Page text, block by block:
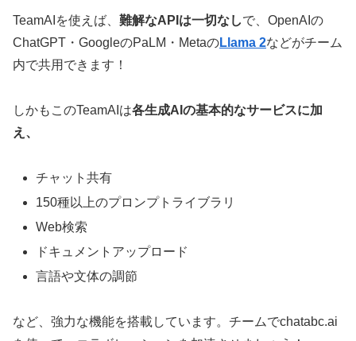
TeamAIを使えば、 難解なAPIは一切なしで、OpenAIの
ChatGPT・GoogleのPaLM・MetaのLlama 2などがチーム
内で共用できます！
しかもこのTeamAIは各生成AIの基本的なサービスに加
え、
チャット共有
150種以上のプロンプトライブラリ
Web検索
ドキュメントアップロード
言語や文体の調節
など、強力な機能を搭載しています。チームでchatabc.ai